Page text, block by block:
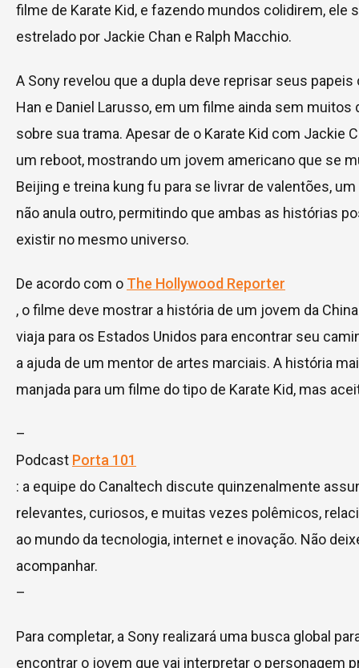
filme de Karate Kid, e fazendo mundos colidirem, ele
estrelado por Jackie Chan e Ralph Macchio.
A Sony revelou que a dupla deve reprisar seus papeis
Han e Daniel Larusso, em um filme ainda sem muitos
sobre sua trama. Apesar de o Karate Kid com Jackie
um reboot, mostrando um jovem americano que se
Beijing e treina kung fu para se livrar de valentões,
não anula outro, permitindo que ambas as histórias
existir no mesmo universo.
De acordo com o The Hollywood Reporter
, o filme deve mostrar a história de um jovem da
viaja para os Estados Unidos para encontrar seu
a ajuda de um mentor de artes marciais. A história
manjada para um filme do tipo de Karate Kid, mas
–
Podcast Porta 101
: a equipe do Canaltech discute quinzenalmente
relevantes, curiosos, e muitas vezes polêmicos,
ao mundo da tecnologia, internet e inovação. Não
acompanhar.
–
Para completar, a Sony realizará uma busca global
encontrar o jovem que vai interpretar o personagem